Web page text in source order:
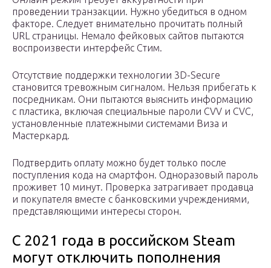
проведении транзакции. Нужно убедиться в одном
факторе. Следует внимательно прочитать полный
URL страницы. Немало фейковых сайтов пытаются
воспроизвести интерфейс Стим.
Отсутствие поддержки технологии 3D-Secure
становится тревожным сигналом. Нельзя прибегать к
посредникам. Они пытаются выяснить информацию
с пластика, включая специальные пароли CVV и CVC,
установленные платежными системами Виза и
Мастеркард.
Подтвердить оплату можно будет только после
поступления кода на смартфон. Одноразовый пароль
проживет 10 минут. Проверка затрагивает продавца
и покупателя вместе с банковскими учреждениями,
представляющими интересы сторон.
С 2021 года в российском Steam
могут отключить пополнения